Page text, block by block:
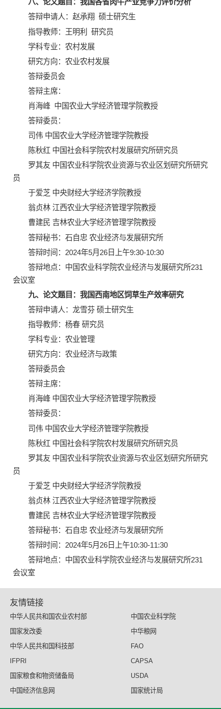
八、论文题目：我国各省肉牛产业竞争力评价分析
答辩申请人：赵承翔 硕士研究生
指导教师：王明利 研究员
学科专业：农村发展
研究方向：农业农村发展
答辩委员会
答辩主席：
肖海峰 中国农业大学经济管理学院教授
答辩委员：
司伟 中国农业大学经济管理学院教授
陈秋红 中国社会科学院农村发展研究所研究员
罗其友 中国农业科学院农业资源与农业区划研究所研究
员
于爱芝 中央财经大学经济学院教授
翁贞林 江西农业大学经济管理学院教授
曹建民 吉林农业大学经济管理学院教授
答辩秘书：石自忠 农业经济与发展研究所
答辩时间：2024年5月26日上午9:30-10:30
答辩地点：中国农业科学院农业经济与发展研究所231
会议室
九、论文题目：我国西南地区饲草生产效率研究
答辩申请人：龙雪芬 硕士研究生
指导教师：杨春 研究员
学科专业：农业管理
研究方向：农业经济与政策
答辩委员会
答辩主席：
肖海峰 中国农业大学经济管理学院教授
答辩委员：
司伟 中国农业大学经济管理学院教授
陈秋红 中国社会科学院农村发展研究所研究员
罗其友 中国农业科学院农业资源与农业区划研究所研究
员
于爱芝 中央财经大学经济学院教授
翁贞林 江西农业大学经济管理学院教授
曹建民 吉林农业大学经济管理学院教授
答辩秘书：石自忠 农业经济与发展研究所
答辩时间：2024年5月26日上午10:30-11:30
答辩地点：中国农业科学院农业经济与发展研究所231
会议室
友情链接
中华人民共和国农业农村部
中国农业科学院
国家发改委
中华粮网
中华人民共和国科技部
FAO
IFPRI
CAPSA
国家粮食和物资储备局
USDA
中国经济信息网
国家统计局